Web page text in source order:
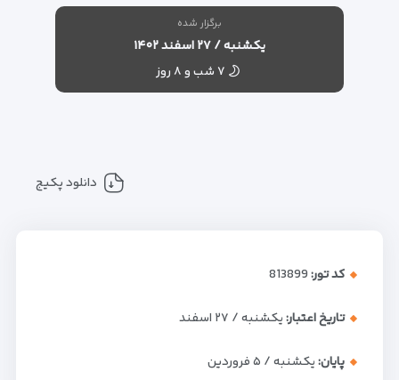
برگزار شده
یکشنبه / ۲۷ اسفند ۱۴۰۲
۷ شب و ۸ روز
دانلود پکیج
کد تور:813899
تاریخ اعتبار:یکشنبه / ۲۷ اسفند
پایان:یکشنبه / ۵ فروردین